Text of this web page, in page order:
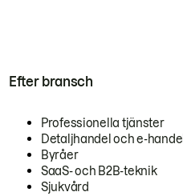
Efter bransch
Professionella tjänster
Detaljhandel och e-handel
Byråer
SaaS- och B2B-teknik
Sjukvård